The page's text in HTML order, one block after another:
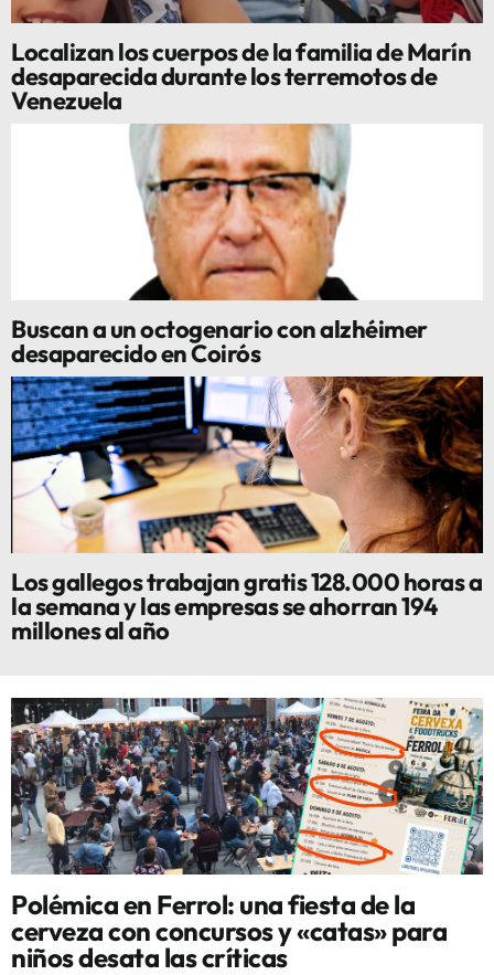
Localizan los cuerpos de la familia de Marín
desaparecida durante los terremotos de
Venezuela
Buscan a un octogenario con alzhéimer
desaparecido en Coirós
Los gallegos trabajan gratis 128.000 horas a
la semana y las empresas se ahorran 194
millones al año
Polémica en Ferrol: una fiesta de la
cerveza con concursos y «catas» para
niños desata las críticas